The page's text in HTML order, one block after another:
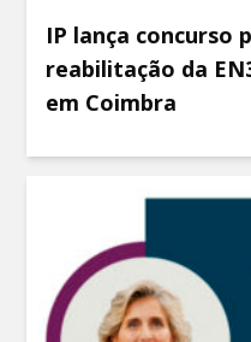
IP lança concurso
reabilitação da
em Coimbra